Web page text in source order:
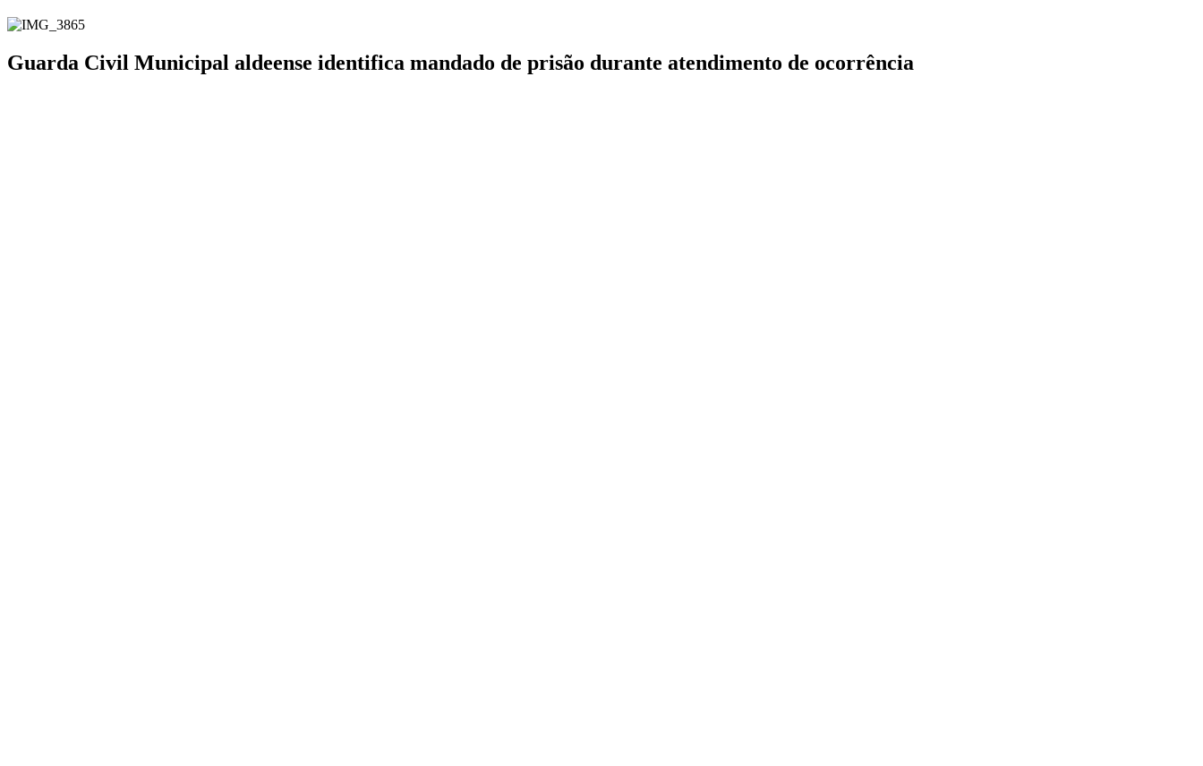
Guarda Civil Municipal aldeense identifica mandado de prisão durante atendimento de ocorrência